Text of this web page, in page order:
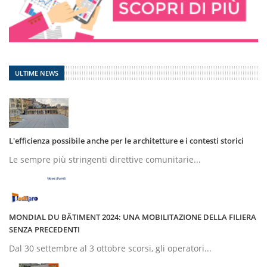
ULTIME NEWS
L'efficienza possibile anche per le architetture e i contesti storici
Le sempre più stringenti direttive comunitarie...
MONDIAL DU BÂTIMENT 2024: UNA MOBILITAZIONE DELLA FILIERA
SENZA PRECEDENTI
Dal 30 settembre al 3 ottobre scorsi, gli operatori...